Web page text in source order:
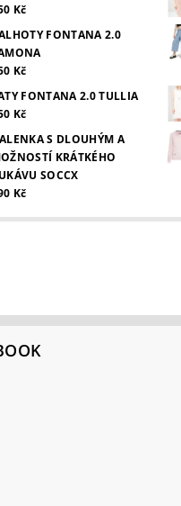
Kč
FONTANA 2.0
Kč
FONTANA 2.0 TULLIA
Kč
S DLOUHÝM A
KRÁTKÉHO
SOCCX
Kč